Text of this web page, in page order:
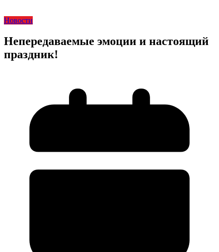
Новости
Непередаваемые эмоции и настоящий
праздник!